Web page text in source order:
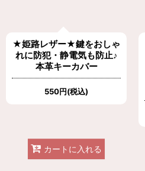
★姫路レザー★鍵をおしゃ
れに防犯・静電気も防止♪
本革キーカバー
550円(税込)
カートに入れる